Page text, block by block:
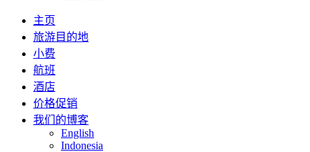
主页
旅游目的地
小费
航班
酒店
价格促销
我们的博客
English
Indonesia